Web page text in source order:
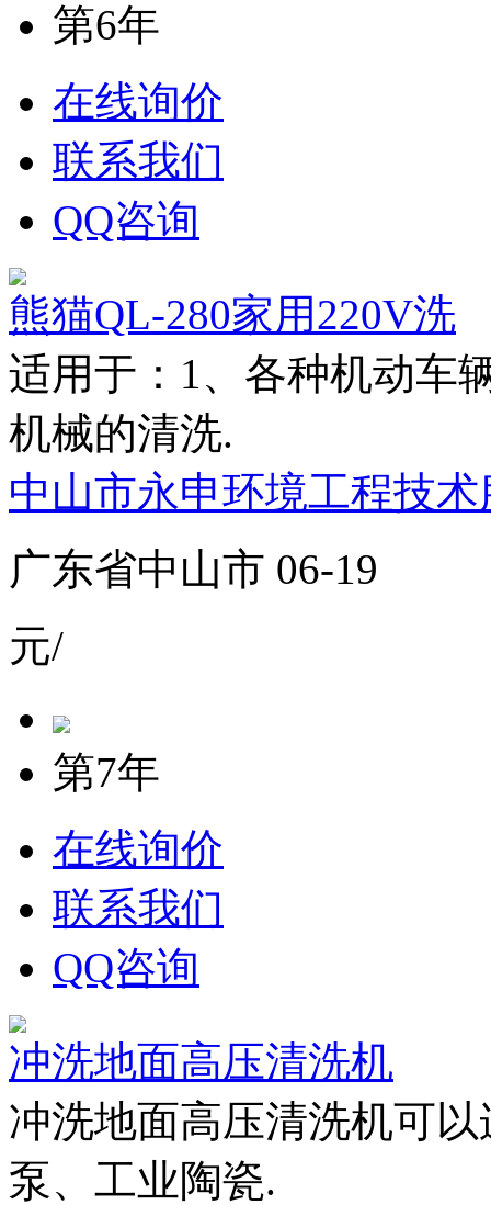
第6年
在线询价
联系我们
QQ咨询
熊猫QL-280家用220V洗
适用于：1、各种机动车
机械的清洗.
中山市永申环境工程技
广东省中山市 06-19
元/
第7年
在线询价
联系我们
QQ咨询
冲洗地面高压清洗机
冲洗地面高压清洗机可
泵、工业陶瓷.